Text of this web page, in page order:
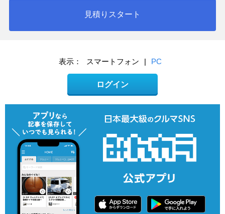
見積りスタート
表示： スマートフォン | PC
ログイン